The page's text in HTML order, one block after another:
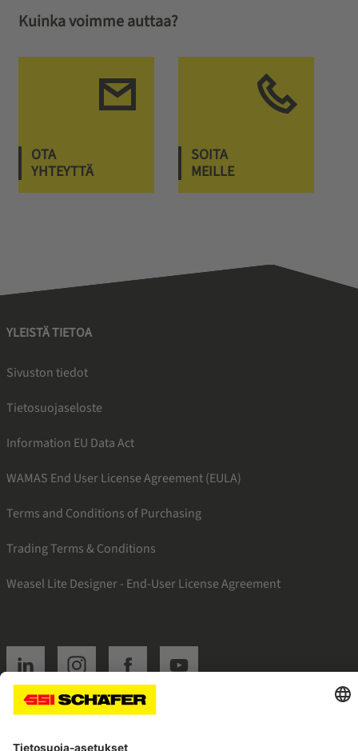
Kuinka voimme auttaa?
OTA
YHTEYTTÄ
SOITA
MEILLE
YLEISTÄ TIETOA
Sivuston tiedot
Tietosuojaseloste
Information EU Data Act
WAMAS End User License Agreement (EULA)
Terms and Conditions of Purchasing
Trading Terms & Conditions
Weasel Lite Designer - End-User License Agreement
SSI linkedinSSI instagramSSI facebookSSI youtube